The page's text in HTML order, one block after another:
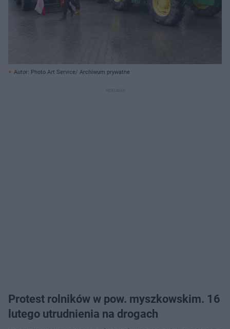
Autor: Photo Art Service/ Archiwum prywatne
Protest rolników w pow. myszkowskim. 16
lutego utrudnienia na drogach